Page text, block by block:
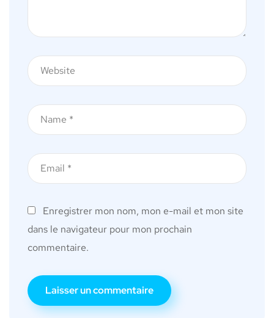
Enregistrer mon nom, mon e-mail et mon site
dans le navigateur pour mon prochain
commentaire.